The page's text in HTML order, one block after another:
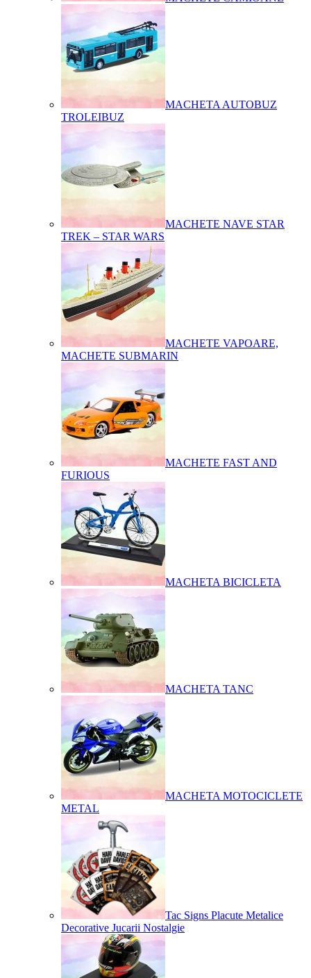
MACHETA AUTOBUZ
TROLEIBUZ
MACHETE NAVE STAR
TREK – STAR WARS
MACHETE VAPOARE,
MACHETE SUBMARIN
MACHETE FAST AND
FURIOUS
MACHETA BICICLETA
MACHETA TANC
MACHETA MOTOCICLETE
METAL
Tac Signs Placute Metalice
Decorative Jucarii Nostalgie